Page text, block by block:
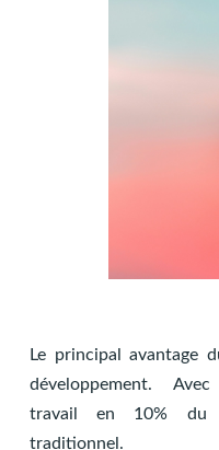
Le principal avantage
développement.
travail en 10% du
traditionnel.